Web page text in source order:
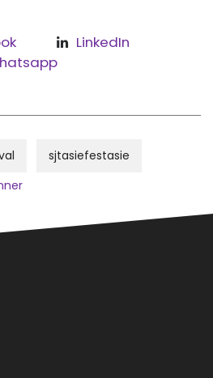
LinkedIn
sjtasiefestasie